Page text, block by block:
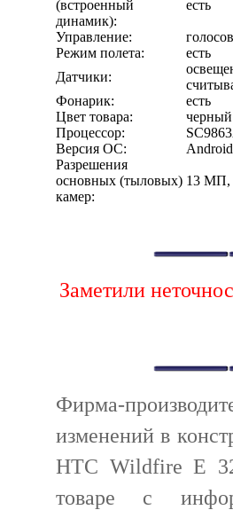
(встроенный
динамик):
есть
Управление:
Режим полета:
есть
Датчики:
Фонарик:
есть
Цвет товара:
черный
Процессор:
Версия ОС:
Разрешения
основных (тыловых)
камер:
13
Заметили
Фирма-
изменений в
HTC Wildfire E
товаре с